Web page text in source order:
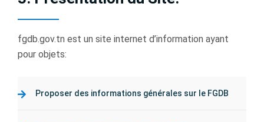
fgdb.gov.tn est un site internet d’information ayant
pour objets:
Proposer des informations générales sur le FGDB